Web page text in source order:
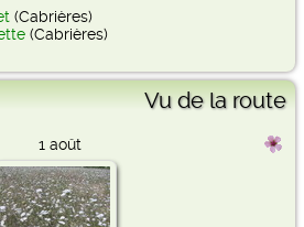
(Cabrières)
(Cabrières)
Vu de la route
1 août